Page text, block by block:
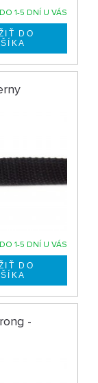
1-5 DNÍ U VÁS
1-5 DNÍ U VÁS
-